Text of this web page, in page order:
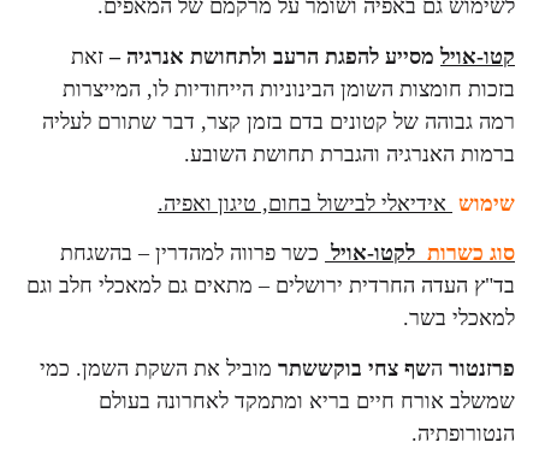
גם באפיה ושומר על מרקמם של המאפים.
מסייע להפגת הרעב ולתחושת אנרגיה –זאת
השומן הבינוניות הייחודיות לו, המייצרות
של קטונים בדם בזמן קצר, דבר שתורם לעליה
האנרגיה והגברת תחושת השובע.
אידיאלי לבישול בחום, טיגון ואפיה.
לקטו-אויל כשר פרווה למהדרין – בהשגחת
החרדית ירושלים – מתאים גם למאכלי חלב וגם
בשר.
השף צחי בוקששתרמוביל את השקת השמן. כמי
אורח חיים בריא ומתמקד לאחרונה בעולם